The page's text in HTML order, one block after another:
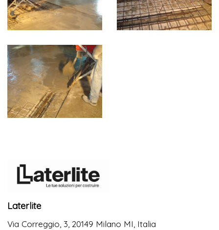
Laterlite
Via Correggio, 3, 20149 Milano MI, Italia